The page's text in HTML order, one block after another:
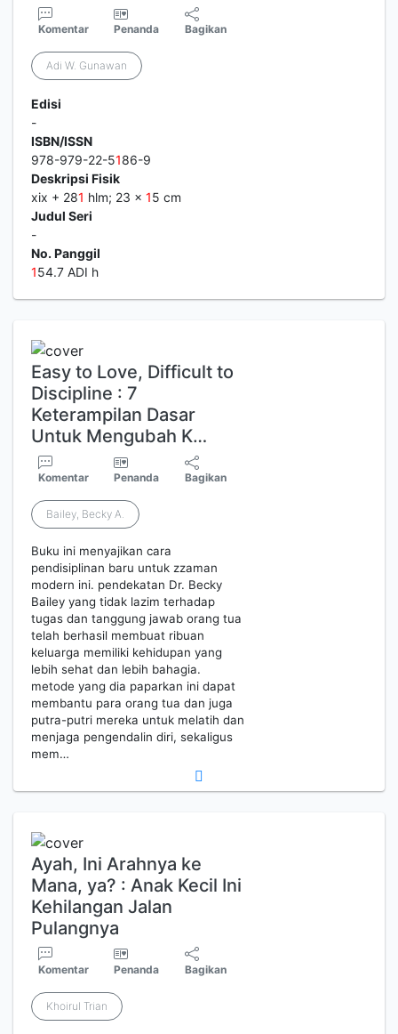
Komentar Penanda Bagikan
Adi W. Gunawan
Edisi
-
ISBN/ISSN
978-979-22-5186-9
Deskripsi Fisik
xix + 281 hlm; 23 x 15 cm
Judul Seri
-
No. Panggil
154.7 ADI h
Easy to Love, Difficult to
Discipline : 7
Keterampilan Dasar
Untuk Mengubah K…
Komentar Penanda Bagikan
Bailey, Becky A.
Buku ini menyajikan cara
pendisiplinan baru untuk zzaman
modern ini. pendekatan Dr. Becky
Bailey yang tidak lazim terhadap
tugas dan tanggung jawab orang tua
telah berhasil membuat ribuan
keluarga memiliki kehidupan yang
lebih sehat dan lebih bahagia.
metode yang dia paparkan ini dapat
membantu para orang tua dan juga
putra-putri mereka untuk melatih dan
menjaga pengendalin diri, sekaligus
mem…
Ayah, Ini Arahnya ke
Mana, ya? : Anak Kecil Ini
Kehilangan Jalan
Pulangnya
Komentar Penanda Bagikan
Khoirul Trian